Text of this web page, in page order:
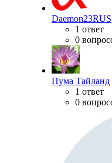
Daemon23RUS
1 ответ
0
Пума Тайланд
1 ответ
0